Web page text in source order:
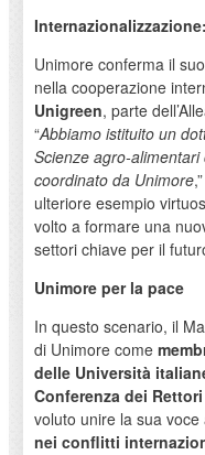
Unimore conferma il
nella cooperazione
Unigreen, parte
“Abbiamo istituito un
Scienze agro-
coordinato da Unimore
ulteriore esempio
volto a formare una
settori chiave per il
Unimore per la pace
In questo scenario, il
di Unimore come
delle Università
Conferenza dei
voluto unire la sua voce
nei conflitti